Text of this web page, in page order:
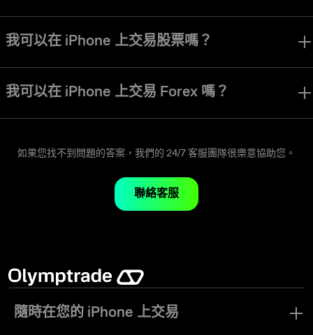
產。
我可以在 iPhone 上交易股票嗎？
所有相同的交易工具與功能來交易股票。
我可以在 iPhone 上交易 Forex 嗎？
如果您找不到問題的答案，我們的 24/7 客服團隊很樂意協助您。
聯絡客服
隨時在您的 iPhone 上交易